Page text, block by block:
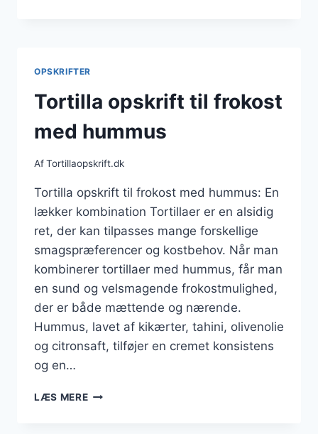
OPSKRIFTER
Tortilla opskrift til frokost
med hummus
AfTortillaopskrift.dk
Tortilla opskrift til frokost med hummus: En
lækker kombination Tortillaer er en alsidig
ret, der kan tilpasses mange forskellige
smagspræferencer og kostbehov. Når man
kombinerer tortillaer med hummus, får man
en sund og velsmagende frokostmulighed,
der er både mættende og nærende.
Hummus, lavet af kikærter, tahini, olivenolie
og citronsaft, tilføjer en cremet konsistens
og en…
LÆS MERETORTILLA